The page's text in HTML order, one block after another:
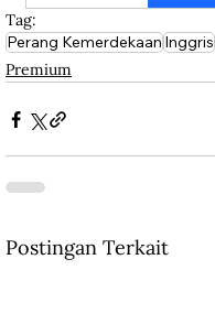
Tag:
Perang KemerdekaanInggris
Premium
Postingan Terkait